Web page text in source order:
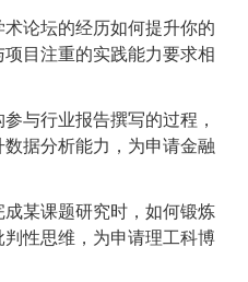
论坛的经历如何提升你的
目注重的实践能力要求相
行业报告撰写的过程，
据分析能力，为申请金融
某课题研究时，如何锻炼
性思维，为申请理工科博